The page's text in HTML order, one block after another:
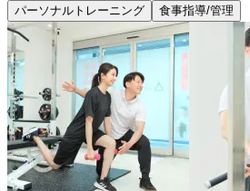
パーソナルトレーニング
食事指導/管理